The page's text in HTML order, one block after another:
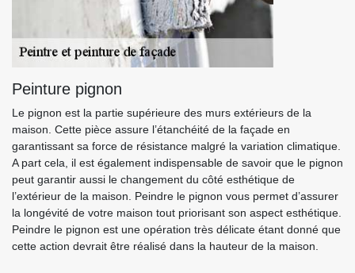
Peinture pignon
Le pignon est la partie supérieure des murs extérieurs de la
maison. Cette pièce assure l’étanchéité de la façade en
garantissant sa force de résistance malgré la variation climatique.
A part cela, il est également indispensable de savoir que le pignon
peut garantir aussi le changement du côté esthétique de
l’extérieur de la maison. Peindre le pignon vous permet d’assurer
la longévité de votre maison tout priorisant son aspect esthétique.
Peindre le pignon est une opération très délicate étant donné que
cette action devrait être réalisé dans la hauteur de la maison.